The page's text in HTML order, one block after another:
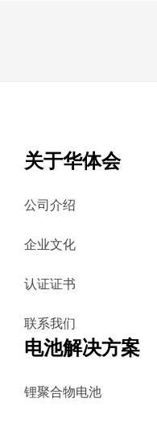
关于华体会
公司介绍
企业文化
认证证书
联系我们
电池解决方案
锂聚合物电池